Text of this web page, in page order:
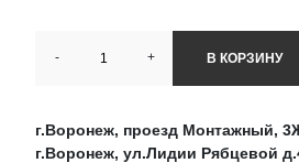
- + В КОРЗИНУ
г.Воронеж, проезд Монтажный,
г.Воронеж, ул.Лидии Рябцевой